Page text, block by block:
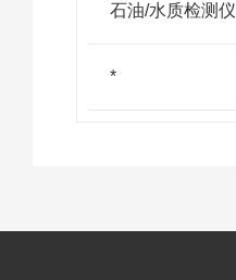
石油/水质检测仪
*